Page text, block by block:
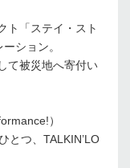
ト「ステイ・スト
ション。
て被災地へ寄付い
）
とつ、TALKIN’LO